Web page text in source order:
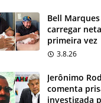
Bell
carregar
primeira vez
3.8.26
Jerônimo
comenta
investigada